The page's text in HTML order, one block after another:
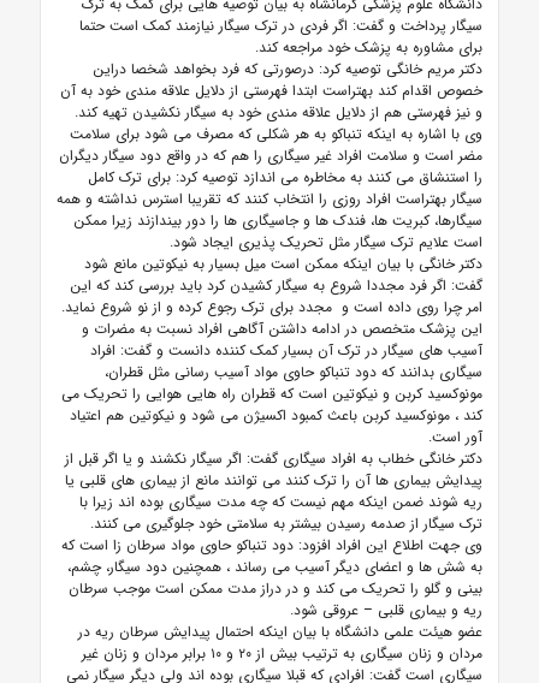
سیگار پرداخت و گفت: اگر فردی در ترک سیگار نیازمند کمک است حتما
برای مشاوره به پزشک خود مراجعه کند.
دکتر مریم خانگی توصیه کرد: درصورتی که فرد بخواهد شخصا دراین
خصوص اقدام کند بهتراست ابتدا فهرستی از دلایل علاقه مندی خود به آن
و نیز فهرستی هم از دلایل علاقه مندی خود به سیگار نکشیدن تهیه کند.
وی با اشاره به اینکه تنباکو به هر شکلی که مصرف می شود برای سلامت
مضر است و سلامت افراد غیر سیگاری را هم که در واقع دود سیگار دیگران
را استنشاق می کنند به مخاطره می اندازد توصیهکرد: برای ترک کامل
سیگار بهتراست افراد روزی را انتخاب کنند که تقریبا استرس نداشته و همه
سیگارها، کبریت ها، فندک ها و جاسیگاری ها را دور بیندازند زیرا ممکن
است علایم ترک سیگار مثل تحریک پذیری ایجاد شود.
دکتر خانگی با بیان اینکه ممکن است میل بسیار به نیکوتین مانع شود
گفت: اگر فرد مجددا شروع به سیگار کشیدن کرد باید بررسی کند که این
امر چرا روی داده است و مجدد برای ترک رجوع کرده و از نو شروع نماید.
این پزشک متخصص در ادامه داشتن آگاهی افراد نسبت به مضرات و
آسیب های سیگار در ترک آن بسیار کمک کننده دانست و گفت: افراد
سیگاری بدانند که دود تنباکو حاوی مواد آسیب رسانی مثل قطران،
مونوکسید کربن و نیکوتین است که قطران راه هایی هوایی را تحریک می
کند ، مونوکسید کربن باعث کمبود اکسیژن می شود و نیکوتین هم اعتیاد
آور است.
دکتر خانگی خطاب به افراد سیگاری گفت: اگر سیگار نکشند و یا اگر قبل از
پیدایش بیماری ها آن را ترک کنند می توانند مانع از بیماری های قلبی یا
ریه شوند ضمن اینکه مهم نیست که چه مدت سیگاری بوده اند زیرا با
ترک سیگار از صدمه رسیدن بیشتر به سلامتی خود جلوگیری می کنند.
وی جهت اطلاع این افراد افزود: دود تنباکو حاوی مواد سرطان زا است که
به شش ها و اعضای دیگر آسیب می رساند ، همچنین دود سیگار، چشم،
بینی و گلو را تحریک می کند و در دراز مدت ممکن است موجب سرطان
ریه و بیماری قلبی – عروقی شود.
عضو هیئت علمی دانشگاه با بیان اینکه احتمال پیدایش سرطان ریه در
مردان و زنان سیگاری به ترتیب بیش از ۲۰ و ۱۰ برابر مردان و زنان غیر
سیگاری است گفت: افرادی که قبلا سیگاری بوده اند ولی دیگر سیگار نمی